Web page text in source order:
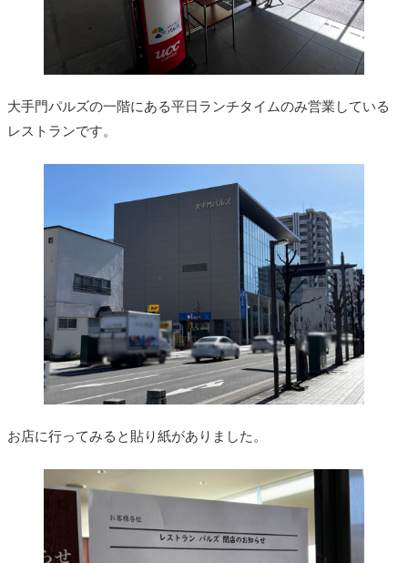
大手門パルズの一階にある平日ランチタイムのみ営業している
レストランです。
お店に行ってみると貼り紙がありました。